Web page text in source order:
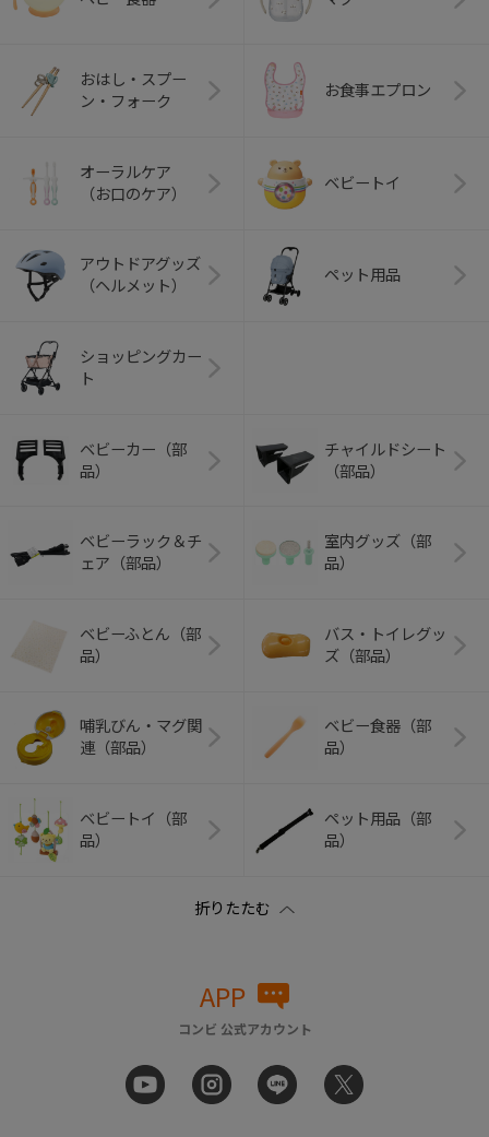
おはし・スプー
ン・フォーク
お食事エプロン
オーラルケア
（お口のケア）
ベビートイ
アウトドアグッズ
（ヘルメット）
ペット用品
ショッピングカー
ト
ベビーカー（部
品）
チャイルドシート
（部品）
ベビーラック＆チ
ェア（部品）
室内グッズ（部
品）
ベビーふとん（部
品）
バス・トイレグッ
ズ（部品）
哺乳びん・マグ関
連（部品）
ベビー食器（部
品）
ベビートイ（部
品）
ペット用品（部
品）
APP
コンビ 公式アカウント